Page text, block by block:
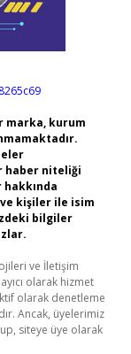
marka, kurum
haber niteliği
kişiler ile isim
bilgiler
ve İletişim
olarak hizmet
olarak denetleme
Ancak, üyelerimiz
siteye üye olarak